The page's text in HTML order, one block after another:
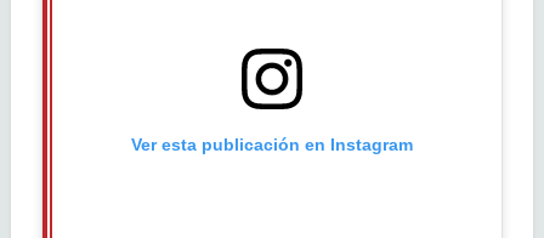
Ver esta publicación en Instagram